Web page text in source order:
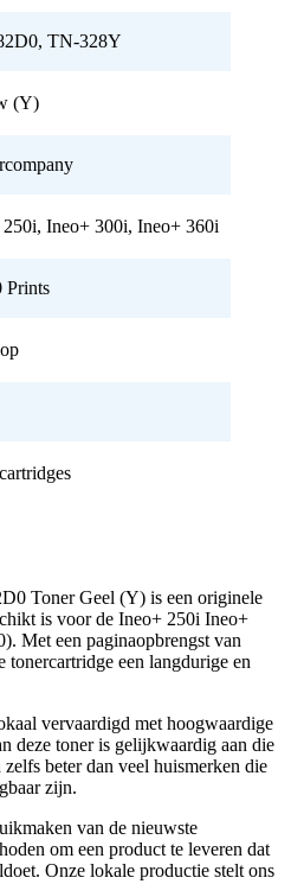
TN-328Y
(Y)
Ineo+ 300i, Ineo+ 360i
Prints
Toner Geel (Y) is een originele
is voor de Ineo+ 250i Ineo+
Met een paginaopbrengst van
tonercartridge een langdurige en
vervaardigd met hoogwaardige
deze toner is gelijkwaardig aan die
beter dan veel huismerken die
zijn.
van de nieuwste
om een product te leveren dat
Onze lokale productie stelt ons